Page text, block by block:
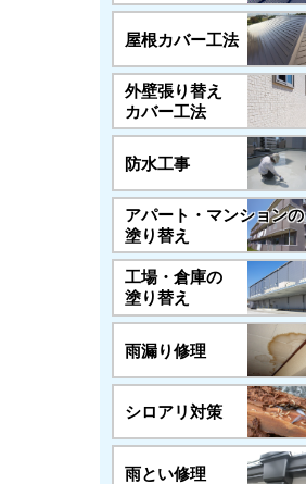
屋根カバー工法
外壁張り替え
カバー工法
防水工事
アパート・マンションの
塗り替え
工場・倉庫の
塗り替え
雨漏り修理
シロアリ対策
雨とい修理